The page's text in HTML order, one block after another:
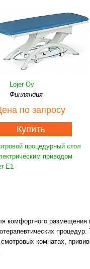
Lojer Oy
Финляндия
по запросу
Купить
процедурный стол
приводом
E1
комфортного размещения
процедур.
комнатах,